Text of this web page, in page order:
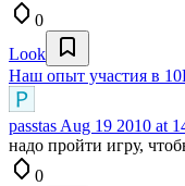
0
Look
Наш опыт участия в
passtas Aug 19 2010 at
надо пройти игру,
0